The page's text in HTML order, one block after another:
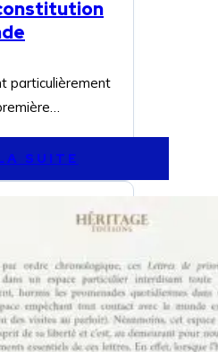
particulièrement
SUITE